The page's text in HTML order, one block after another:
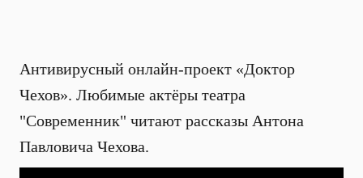
Антивирусный онлайн-проект «Доктор
Чехов». Любимые актёры театра
"Современник" читают рассказы Антона
Павловича Чехова.